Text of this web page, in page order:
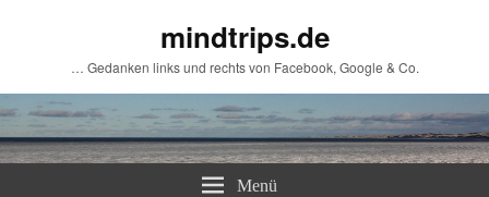
mindtrips.de
… Gedanken links und rechts von Facebook, Google & Co.
Menü